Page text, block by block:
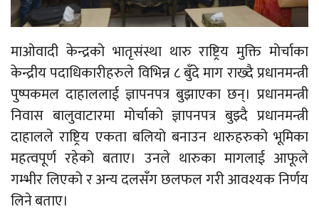
माओवादी केन्द्रको भातृसंस्था थारु राष्ट्रिय मुक्ति मोर्चाका
केन्द्रीय पदाधिकारीहरुले विभिन्न ८ बुँदे माग राख्दै प्रधानमन्त्री
पुष्पकमल दाहाललाई ज्ञापनपत्र बुझाएका छन्। प्रधानमन्त्री
निवास बालुवाटारमा मोर्चाको ज्ञापनपत्र बुझ्दै प्रधानमन्त्री
दाहालले राष्ट्रिय एकता बलियो बनाउन थारुहरुको भूमिका
महत्वपूर्ण रहेको बताए। उनले थारुका मागलाई आफूले
गम्भीर लिएको र अन्य दलसँग छलफल गरी आवश्यक निर्णय
लिने बताए।